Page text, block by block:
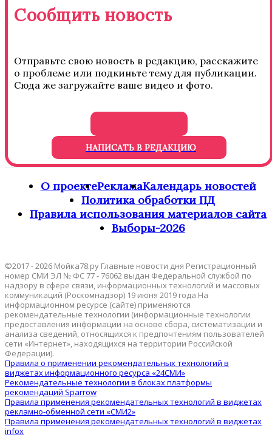
Сообщить новость
Отправьте свою новость в редакцию, расскажите
о проблеме или подкиньте тему для публикации.
Сюда же загружайте ваше видео и фото.
НАПИСАТЬ В РЕДАКЦИЮ
О проектеРекламаКалендарь новостей
Политика обработки ПД
Правила использования материалов сайта
Выборы-2026
©2017 - 2026 Мойка78.ру Главные новости дня Регистрационный
номер СМИ ЭЛ № ФС 77 - 76062 выдан Федеральной службой по
надзору в сфере связи, информационных технологий и массовых
коммуникаций (Роскомнадзор) 19 июня 2019 года На
информационном ресурсе (сайте) применяются
рекомендательные технологии (информационные технологии
предоставления информации на основе сбора, систематизации и
анализа сведений, относящихся к предпочтениям пользователей
сети «Интернет», находящихся на территории Российской
Федерации).
Правила о применении рекомендательных технологий в
виджетах информационного ресурса «24СМИ»
Рекомендательные технологии в блоках платформы
рекомендаций Sparrow
Правила применения рекомендательных технологий в виджетах
рекламно-обменной сети «СМИ2»
Правила применения рекомендательных технологий в виджетах
infox